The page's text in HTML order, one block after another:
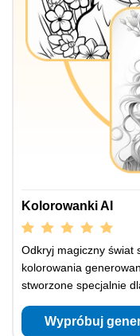
Kolorowanki AI
Odkryj magiczny świat
kolorowania
stworzone specjalnie
Wypróbuj